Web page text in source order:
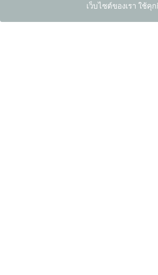
เว็บไซต์ของเรา ใช้